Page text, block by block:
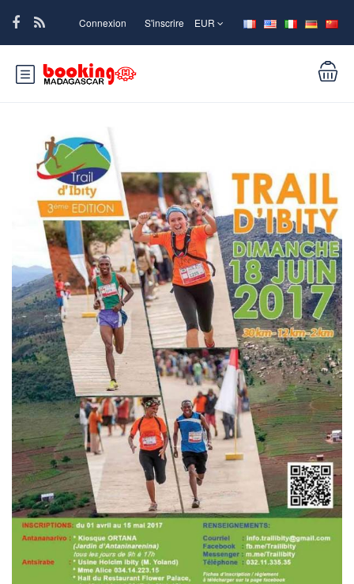
Connexion S'inscrire EUR